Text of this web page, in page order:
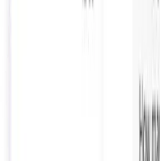
15,000ドルから3,000
が高価値の会話に集中
側面4：セー
サポートはもはや単な